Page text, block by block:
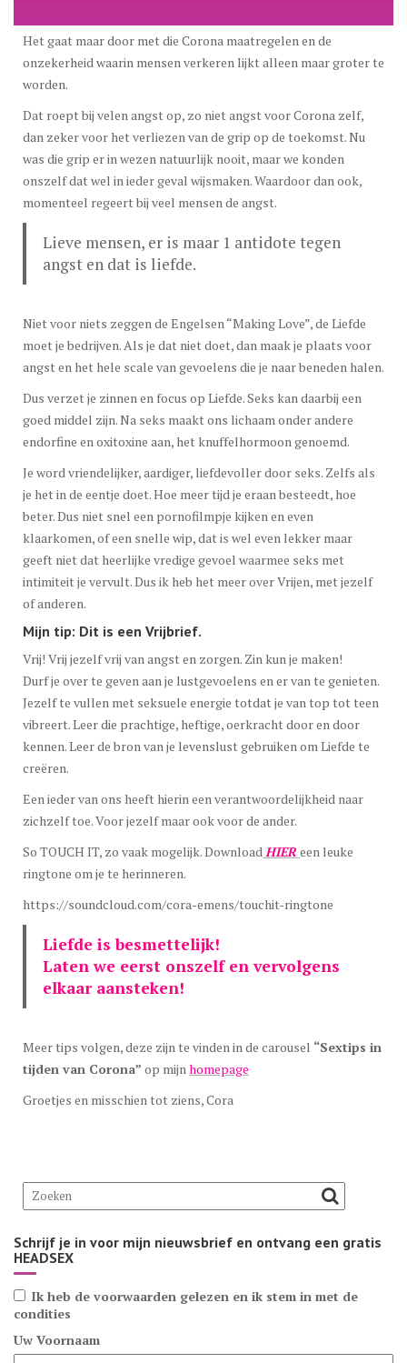
Het gaat maar door met die Corona maatregelen en de
onzekerheid waarin mensen verkeren lijkt alleen maar groter te
worden.
Dat roept bij velen angst op, zo niet angst voor Corona zelf,
dan zeker voor het verliezen van de grip op de toekomst. Nu
was die grip er in wezen natuurlijk nooit, maar we konden
onszelf dat wel in ieder geval wijsmaken. Waardoor dan ook,
momenteel regeert bij veel mensen de angst.
Lieve mensen, er is maar 1 antidote tegen
angst en dat is liefde.
Niet voor niets zeggen de Engelsen “Making Love”, de Liefde
moet je bedrijven. Als je dat niet doet, dan maak je plaats voor
angst en het hele scale van gevoelens die je naar beneden halen.
Dus verzet je zinnen en focus op Liefde. Seks kan daarbij een
goed middel zijn. Na seks maakt ons lichaam onder andere
endorfine en oxitoxine aan, het knuffelhormoon genoemd.
Je word vriendelijker, aardiger, liefdevoller door seks. Zelfs als
je het in de eentje doet. Hoe meer tijd je eraan besteedt, hoe
beter. Dus niet snel een pornofilmpje kijken en even
klaarkomen, of een snelle wip, dat is wel even lekker maar
geeft niet dat heerlijke vredige gevoel waarmee seks met
intimiteit je vervult. Dus ik heb het meer over Vrijen, met jezelf
of anderen.
Mijn tip: Dit is een Vrijbrief.
Vrij! Vrij jezelf vrij van angst en zorgen. Zin kun je maken!
Durf je over te geven aan je lustgevoelens en er van te genieten.
Jezelf te vullen met seksuele energie totdat je van top tot teen
vibreert. Leer die prachtige, heftige, oerkracht door en door
kennen. Leer de bron van je levenslust gebruiken om Liefde te
creëren.
Een ieder van ons heeft hierin een verantwoordelijkheid naar
zichzelf toe. Voor jezelf maar ook voor de ander.
So TOUCH IT, zo vaak mogelijk. DownloadHIER een leuke
ringtone om je te herinneren.
https://soundcloud.com/cora-emens/touchit-ringtone
Liefde is besmettelijk!
Laten we eerst onszelf en vervolgens
elkaar aansteken!
Meer tips volgen, deze zijn te vinden in de carousel “Sextips in
tijden van Corona” op mijn homepage
Groetjes en misschien tot ziens, Cora
Schrijf je in voor mijn nieuwsbrief en ontvang een gratis
HEADSEX
Ik heb de voorwaarden gelezen en ik stem in met de
condities
Uw Voornaam